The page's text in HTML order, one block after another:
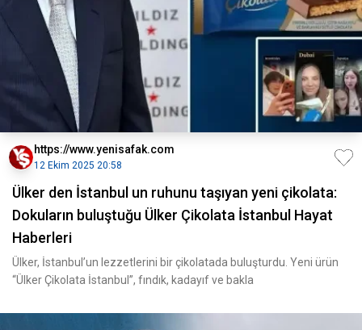
https://www.yenisafak.com
12 Ekim 2025 20:58
Ülker den İstanbul un ruhunu taşıyan yeni çikolata:
Dokuların buluştuğu Ülker Çikolata İstanbul Hayat
Haberleri
Ülker, İstanbul’un lezzetlerini bir çikolatada buluşturdu. Yeni ürün
“Ülker Çikolata İstanbul”, fındık, kadayıf ve bakla